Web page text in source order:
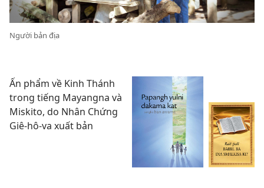
Người bản địa
Ấn phẩm về Kinh Thánh
trong tiếng Mayangna và
Miskito, do Nhân Chứng
Giê-hô-va xuất bản